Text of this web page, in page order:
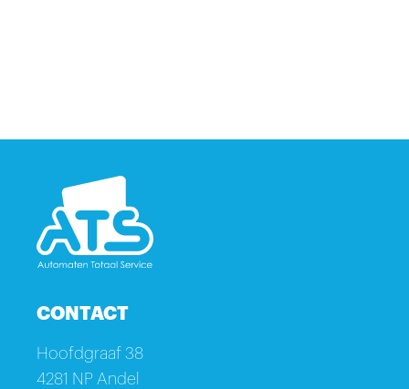
CONTACT
Hoofdgraaf 38
4281 NP Andel